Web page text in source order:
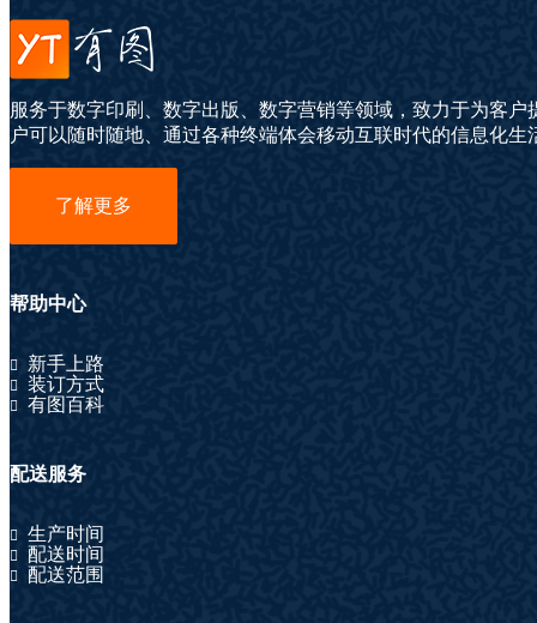
服务于数字印刷、数字出版、数字营销等领域，致力于为客
户可以随时随地、通过各种终端体会移动互联时代的信息化生
了解更多
帮助中心
新手上路
装订方式
有图百科
配送服务
生产时间
配送时间
配送范围